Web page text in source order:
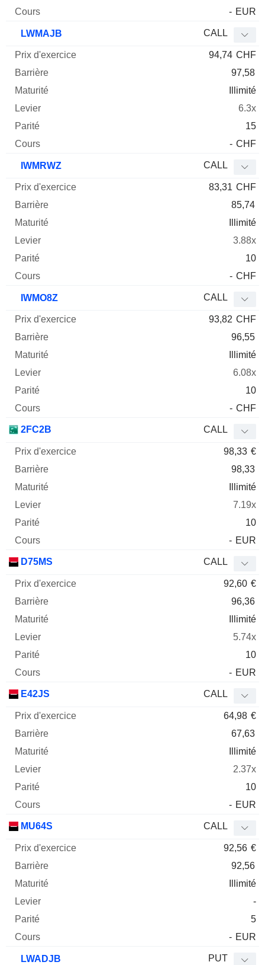
- EUR
LWMAJB CALL
94,74 CHF
97,58
Illimité
6.3x
15
- CHF
IWMRWZ CALL
83,31 CHF
85,74
Illimité
3.88x
10
- CHF
IWMO8Z CALL
93,82 CHF
96,55
Illimité
6.08x
10
- CHF
2FC2B CALL
98,33 €
98,33
Illimité
7.19x
10
- EUR
D75MS CALL
92,60 €
96,36
Illimité
5.74x
10
- EUR
E42JS CALL
64,98 €
67,63
Illimité
2.37x
10
- EUR
MU64S CALL
92,56 €
92,56
Illimité
-
5
- EUR
LWADJB PUT